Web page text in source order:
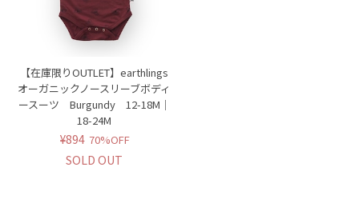
【在庫限りOUTLET】earthlings
オーガニックノースリーブボディ
ースーツ Burgundy 12-18M｜
18-24M
¥894 70%OFF
SOLD OUT